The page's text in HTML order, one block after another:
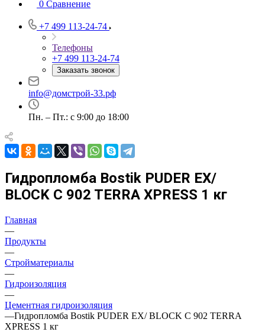
0 Сравнение
+7 499 113-24-74
Телефоны
+7 499 113-24-74
Заказать звонок
info@домстрой-33.рф
Пн. – Пт.: с 9:00 до 18:00
Гидропломба Bostik PUDER EX/
BLOCK C 902 TERRA XPRESS 1 кг
Главная
—
Продукты
—
Стройматериалы
—
Гидроизоляция
—
Цементная гидроизоляция
—Гидропломба Bostik PUDER EX/ BLOCK C 902 TERRA
XPRESS 1 кг